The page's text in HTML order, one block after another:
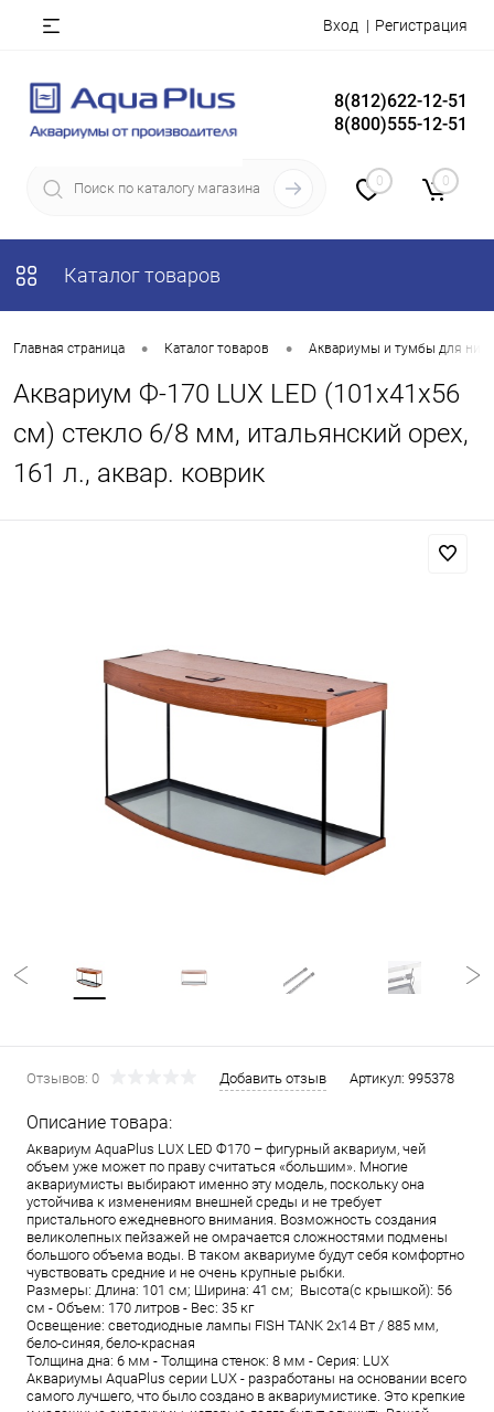
Вход Регистрация
8(812)622-12-51
8(800)555-12-51
0 0
Каталог товаров
Главная страница • Каталог товаров • Аквариумы и тумбы для них
Аквариум Ф-170 LUX LED (101х41х56
см) стекло 6/8 мм, итальянский орех,
161 л., аквар. коврик
Отзывов: 0 Добавить отзыв Артикул: 995378
Описание товара:
Аквариум AquaPlus LUX LED Ф170 – фигурный аквариум, чей
объем уже может по праву считаться «большим». Многие
аквариумисты выбирают именно эту модель, поскольку она
устойчива к изменениям внешней среды и не требует
пристального ежедневного внимания. Возможность создания
великолепных пейзажей не омрачается сложностями подмены
большого объема воды. В таком аквариуме будут себя комфортно
чувствовать средние и не очень крупные рыбки.
Размеры: Длина: 101 см; Ширина: 41 см; Высота(с крышкой): 56
см - Объем: 170 литров - Вес: 35 кг
Освещение: светодиодные лампы FISH TANK 2х14 Вт / 885 мм,
бело-синяя, бело-красная
Толщина дна: 6 мм - Толщина стенок: 8 мм - Серия: LUX
Аквариумы AquaPlus серии LUX - разработаны на основании всего
самого лучшего, что было создано в аквариумистике. Это крепкие